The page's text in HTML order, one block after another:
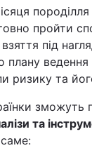
пройти
взяття під
плану ведення
ризику та
зможуть
та